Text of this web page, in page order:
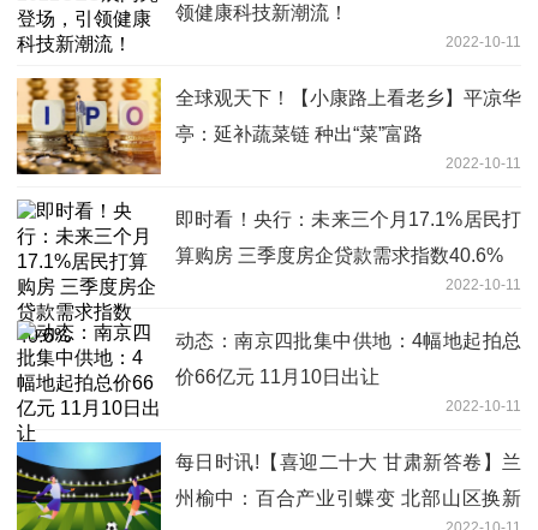
领健康科技新潮流！
2022-10-11
全球观天下！【小康路上看老乡】平凉华
亭：延补蔬菜链 种出“菜”富路
2022-10-11
即时看！央行：未来三个月17.1%居民打
算购房 三季度房企贷款需求指数40.6%
2022-10-11
动态：南京四批集中供地：4幅地起拍总
价66亿元 11月10日出让
2022-10-11
每日时讯!【喜迎二十大 甘肃新答卷】兰
州榆中：百合产业引蝶变 北部山区换新